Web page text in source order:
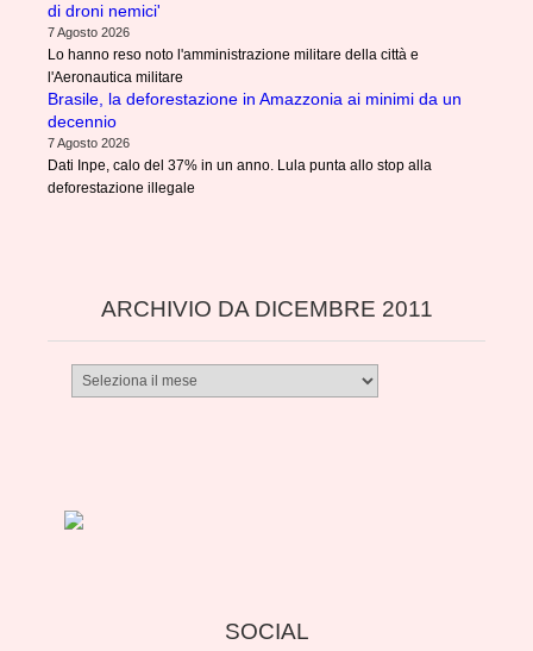
di droni nemici'
7 Agosto 2026
Lo hanno reso noto l'amministrazione militare della città e
l'Aeronautica militare
Brasile, la deforestazione in Amazzonia ai minimi da un
decennio
7 Agosto 2026
Dati Inpe, calo del 37% in un anno. Lula punta allo stop alla
deforestazione illegale
ARCHIVIO DA DICEMBRE 2011
Archivio
SOCIAL